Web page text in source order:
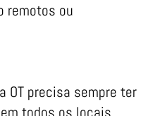
remotos ou
OT precisa sempre ter
todos os locais,